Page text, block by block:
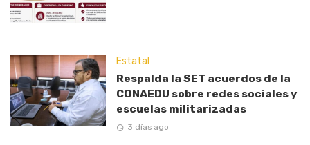
Estatal
Respalda la SET acuerdos de la
CONAEDU sobre redes sociales y
escuelas militarizadas
3 días ago